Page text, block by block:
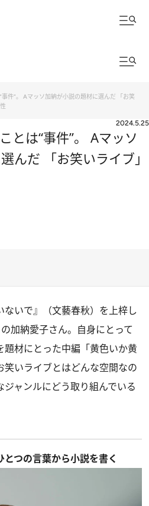
件”。 Aマッソ加納が小説の題材に選んだ 「お笑
2024.5.25
とは“事件”。 Aマッソ
んだ 「お笑いライブ」
ないで』
（文藝春秋）を上梓し
加納愛子さん。自身にとって
材にとった中編「黄色いか黄
いライブとはどんな空間なの
ャンルにどう取り組んでいる
とつの言葉から小説を書く